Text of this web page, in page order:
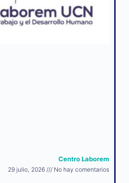
Centro Laborem
29 julio, 2026 No hay comentarios